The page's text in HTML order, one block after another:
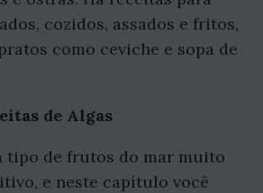
cozidos, assados e fritos,
como ceviche e sopa de
de Algas
tipo de frutos do mar muito
e neste capítulo você